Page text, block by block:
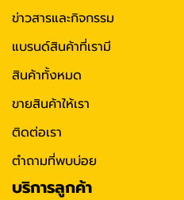
ข่าวสารและกิจกรรม
แบรนด์สินค้าที่เรามี
สินค้าทั้งหมด
ขายสินค้าให้เรา
ติดต่อเรา
ตำถามที่พบบ่อย
บริการลูกค้า